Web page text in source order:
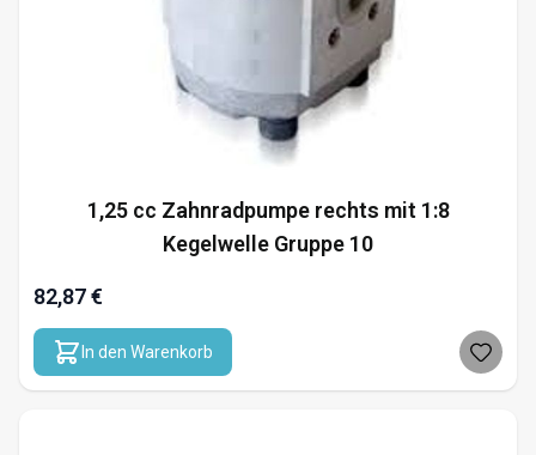
1,25 cc Zahnradpumpe rechts mit 1:8
Kegelwelle Gruppe 10
82,87 €
In den Warenkorb